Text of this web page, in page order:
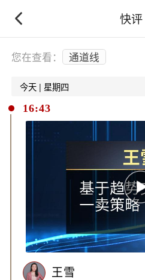
快评
下拉
您在查看： 通道线
今天 | 星期四
16:43
王雪